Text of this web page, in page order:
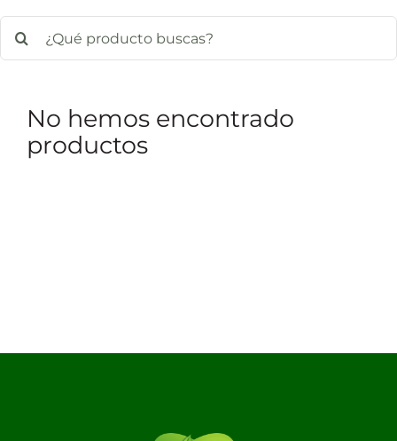
No hemos encontrado
productos